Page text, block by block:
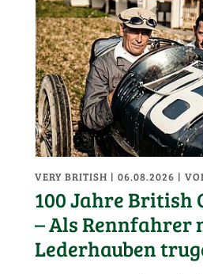
VERY BRITISH | 06.08.2026 |
100 Jahre British
– Als Rennfahrer
Lederhauben